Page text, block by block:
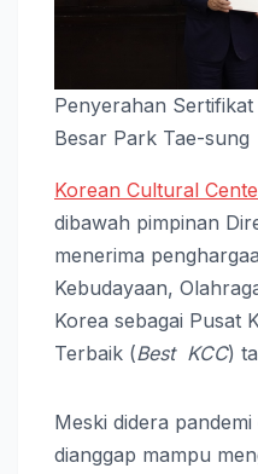
Penyerahan
Besar Park Tae-sung
Korean Cultural
dibawah pimpinan
menerima
Kebudayaan,
Korea sebagai Pusat
Terbaik (Best KCC)
Meski didera
dianggap mampu